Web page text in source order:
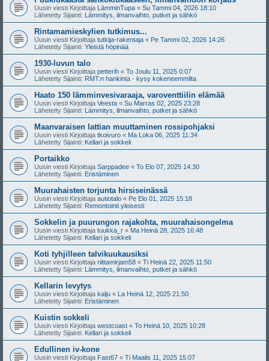
Uusin viesti Kirjoittaja LämminTupa « Su Tammi 04, 2026 18:10
Lähetetty Sijainti: Lämmitys, ilmanvaihto, putket ja sähkö
Rintamamieskylien tutkimus...
Uusin viesti Kirjoittaja tutkija-rakentaja « Pe Tammi 02, 2026 14:26
Lähetetty Sijainti: Yleistä höpinää
1930-luvun talo
Uusin viesti Kirjoittaja petterih « To Joulu 11, 2025 0:07
Lähetetty Sijainti: RMT:n hankinta - kysy kokeneemmilta
Haato 150 lämminvesivaraaja, varoventtiilin elämää
Uusin viesti Kirjoittaja Veesta « Su Marras 02, 2025 23:28
Lähetetty Sijainti: Lämmitys, ilmanvaihto, putket ja sähkö
Maanvaraisen lattian muuttaminen rossipohjaksi
Uusin viesti Kirjoittaja tkoivuro « Ma Loka 06, 2025 11:34
Lähetetty Sijainti: Kellari ja sokkeli
Portaikko
Uusin viesti Kirjoittaja Sarppadee « To Elo 07, 2025 14:30
Lähetetty Sijainti: Eristäminen
Muurahaisten torjunta hirsiseinässä
Uusin viesti Kirjoittaja autiotalo « Pe Elo 01, 2025 15:18
Lähetetty Sijainti: Remontointi yleisesti
Sokkelin ja puurungon rajakohta, muurahaisongelma
Uusin viesti Kirjoittaja tuukka_r « Ma Heinä 28, 2025 16:48
Lähetetty Sijainti: Kellari ja sokkeli
Koti tyhjilleen talvikuukausiksi
Uusin viesti Kirjoittaja riittamirjam58 « Ti Heinä 22, 2025 11:50
Lähetetty Sijainti: Lämmitys, ilmanvaihto, putket ja sähkö
Kellarin levytys
Uusin viesti Kirjoittaja kalju « La Heinä 12, 2025 21:50
Lähetetty Sijainti: Eristäminen
Kuistin sokkeli
Uusin viesti Kirjoittaja westcoast « To Heinä 10, 2025 10:28
Lähetetty Sijainti: Kellari ja sokkeli
Edullinen iv-kone
Uusin viesti Kirjoittaja Fast67 « Ti Maalis 11, 2025 15:07